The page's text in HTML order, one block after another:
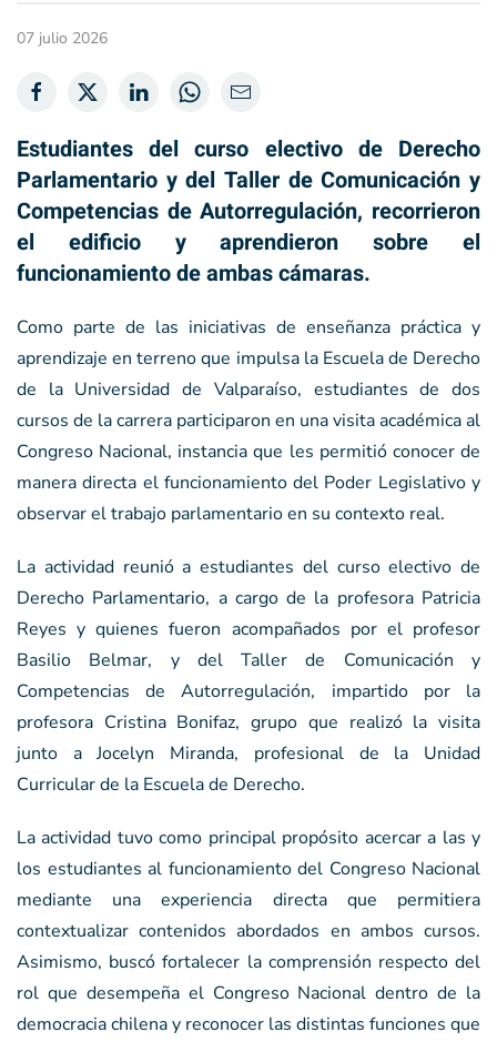
07 julio 2026
Estudiantes del curso electivo de Derecho
Parlamentario y del Taller de Comunicación y
Competencias de Autorregulación, recorrieron
el edificio y aprendieron sobre el
funcionamiento de ambas cámaras.
Como parte de las iniciativas de enseñanza práctica y
aprendizaje en terreno que impulsa la Escuela de Derecho
de la Universidad de Valparaíso, estudiantes de dos
cursos de la carrera participaron en una visita académica al
Congreso Nacional, instancia que les permitió conocer de
manera directa el funcionamiento del Poder Legislativo y
observar el trabajo parlamentario en su contexto real.
La actividad reunió a estudiantes del curso electivo de
Derecho Parlamentario, a cargo de la profesora Patricia
Reyes y quienes fueron acompañados por el profesor
Basilio Belmar, y del Taller de Comunicación y
Competencias de Autorregulación, impartido por la
profesora Cristina Bonifaz, grupo que realizó la visita
junto a Jocelyn Miranda, profesional de la Unidad
Curricular de la Escuela de Derecho.
La actividad tuvo como principal propósito acercar a las y
los estudiantes al funcionamiento del Congreso Nacional
mediante una experiencia directa que permitiera
contextualizar contenidos abordados en ambos cursos.
Asimismo, buscó fortalecer la comprensión respecto del
rol que desempeña el Congreso Nacional dentro de la
democracia chilena y reconocer las distintas funciones que